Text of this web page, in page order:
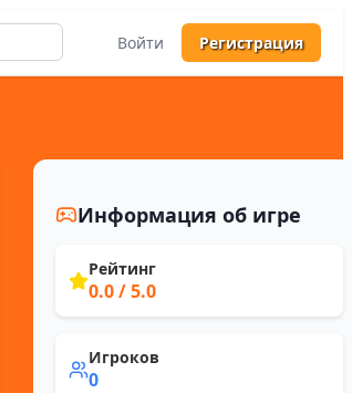
Войти Регистрация
Информация об игре
Рейтинг
0.0/ 5.0
Игроков
0